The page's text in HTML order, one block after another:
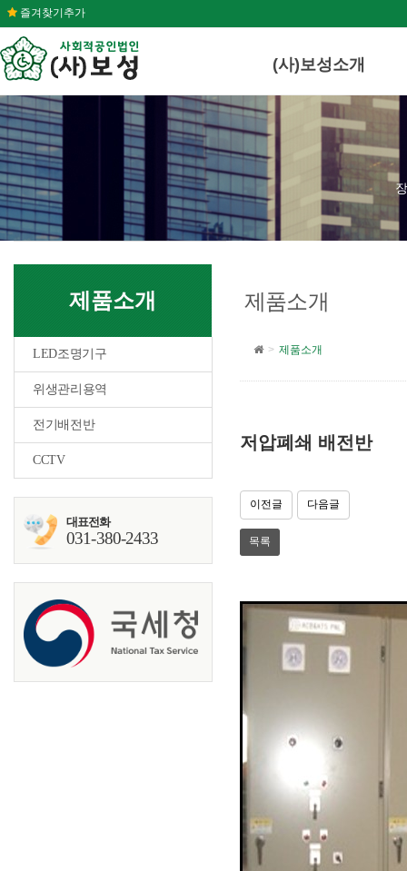
즐겨찾기추가
(사)보성소개
제품소개
LED조명기구
위생관리용역
전기배전반
CCTV
대표전화
031-380-2433
제품소개
제품소개
저압폐쇄 배전반
이전글 다음글
목록